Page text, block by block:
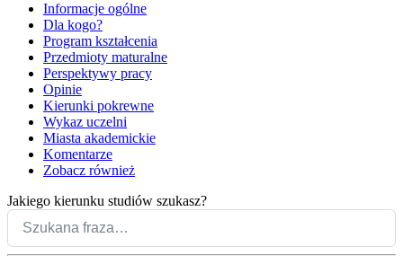
Informacje ogólne
Dla kogo?
Program kształcenia
Przedmioty maturalne
Perspektywy pracy
Opinie
Kierunki pokrewne
Wykaz uczelni
Miasta akademickie
Komentarze
Zobacz również
Jakiego kierunku studiów szukasz?